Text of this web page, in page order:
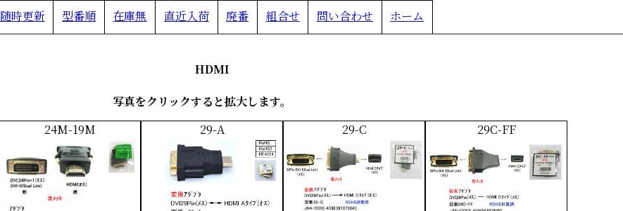
HDMI
写真をクリックすると拡大します。
24M-19M 29-A 29-C 29C-FF
随時更新 型番順 在庫無 直近入荷 廃番 組合せ 問い合わせ ホーム